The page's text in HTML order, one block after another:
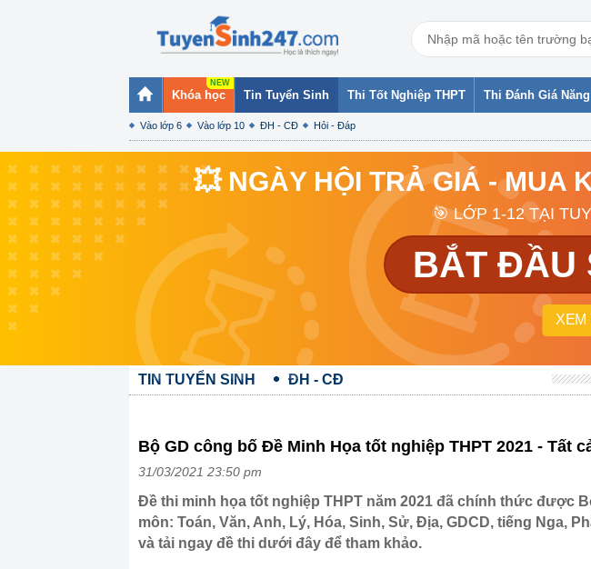
Khóa học Tin Tuyển Sinh
Vào lớp 6 Vào lớp 10 ĐH - CĐ Hỏi - Đáp
Thi Tốt Nghiệp THPT Thi Đánh Giá
💥 NGÀY HỘI TRẢ GIÁ - MUA
🎯 LỚP 1-12 TẠI
BẮT ĐẦU
XEM
TIN TUYỂN SINH ĐH - CĐ
Bộ GD công bố Đề Minh Họa tốt nghiệp THPT 2021 - Tất
31/03/2021 23:50 pm
Đề thi minh họa tốt nghiệp THPT năm 2021 đã chính thức được
môn: Toán, Văn, Anh, Lý, Hóa, Sinh, Sử, Địa, GDCD, tiếng Nga,
và tải ngay đề thi dưới đây để tham khảo.